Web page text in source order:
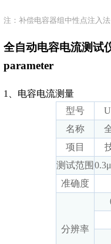
注：补偿电容器组中性点注入
全自动电容电流测试
parameter
1、电容电流测量
型号
名称
项目
测试范围
准确度
分辨率